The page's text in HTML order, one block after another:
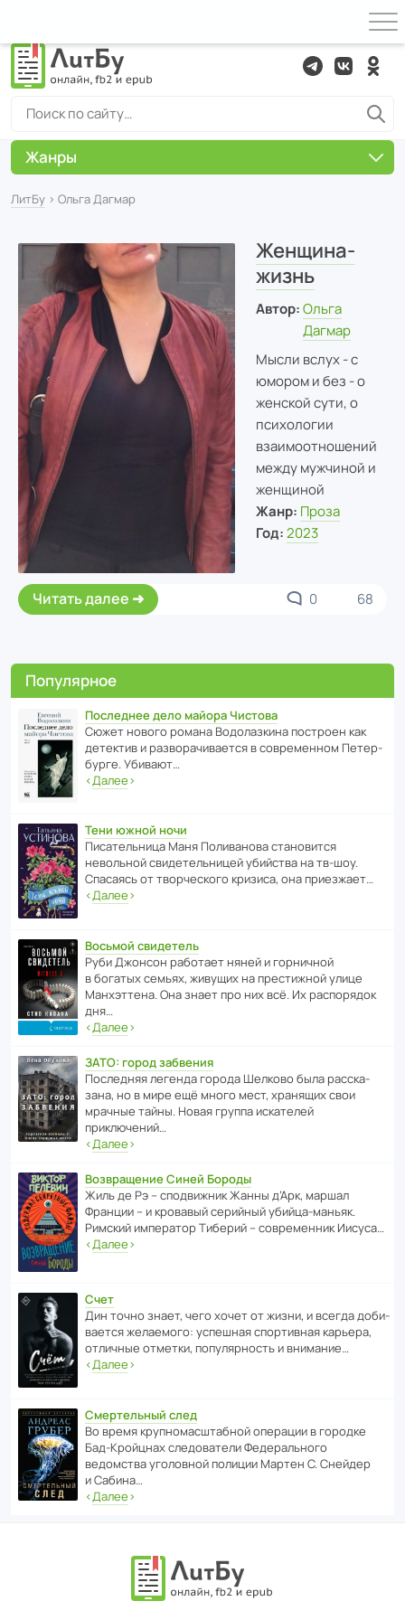
ЛитБу › Ольга Дагмар
Женщина-
жизнь
Автор: Ольга
Дагмар
Мысли вслух - с
юмором и без - о
женской сути, о
психологии
взаимоотношений
между мужчиной и
женщиной
Жанр: Проза
Год: 2023
Читать далее 0 68
Жанры
Популярное
Последнее дело майора Чистова
Сюжет нового романа Водо­ла­з­кина пост­роен как
дете­ктив и разво­ра­чи­ва­ется в совре­менном Пете­р­
бурге. Убивают…
‹Далее›
Тени южной ночи
Писа­тель­ница Маня Поли­ва­нова стано­вится
невольной свиде­тель­ницей убийства на тв-шоу.
Спасаясь от твор­че­с­кого кризиса, она приезжает…
‹Далее›
Восьмой свидетель
Руби Джонсон рабо­тает няней и горни­чной
в богатых семьях, живущих на прес­ти­жной улице
Манх­эт­тена. Она знает про них всё. Их распо­рядок
дня…
‹Далее›
ЗАТО: город забвения
После­дняя легенда города Шелково была расска­
зана, но в мире ещё много мест, хранящих свои
мрачные тайны. Новая группа иска­телей
приключений…
‹Далее›
Возвращение Синей Бороды
Жиль де Рэ – спод­ви­жник Жанны д’Арк, маршал
Франции – и кровавый серийный убийца-маньяк.
Римский импе­ратор Тиберий – совре­менник Иисуса…
‹Далее›
Счет
Дин точно знает, чего хочет от жизни, и всегда доби­
ва­ется жела­е­мого: успе­шная спор­ти­вная карьера,
отли­чные отметки, попу­ля­р­ность и внимание…
‹Далее›
Смертельный след
Во время круп­но­мас­ш­та­бной операции в городке
Бад‑Крой­цнах следо­ва­тели Феде­раль­ного
ведомства уголо­вной полиции Мартен С. Снейдер
и Сабина…
‹Далее›